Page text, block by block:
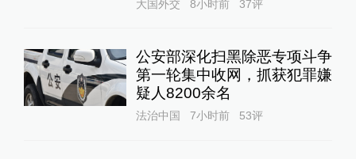
大国外交 8小时前 37评
公安部深化扫黑除恶专项斗争
第一轮集中收网，抓获犯罪嫌
疑人8200余名
法治中国 7小时前 53评